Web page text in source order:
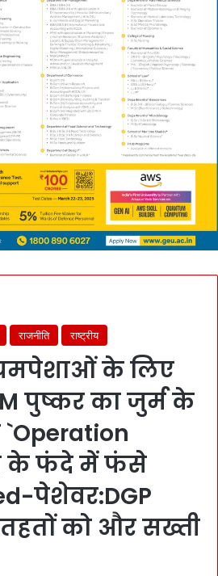
राजनीति राष्ट्रीय
के लिए
पुष्कर का जुर्म के
के फंदे में फंसे
पेशेवर:DGP
को और सख्ती